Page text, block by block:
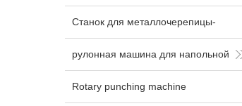
затвора и дверной рамы
Станок для металлочерепицы-
вермикулита и станок для
профилей сэндвич-панелей
рулонная машина для напольной
плитки
Rotary punching machine